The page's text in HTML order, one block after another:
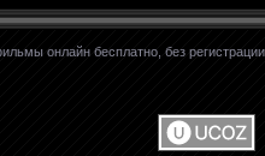
онлайн бесплатно, без